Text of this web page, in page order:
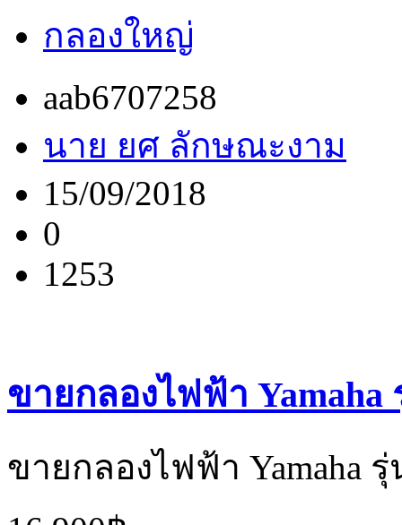
กลองใหญ่
aab6707258
นาย ยศ ลักษณะงาม
15/09/2018
0
1253
ขายกลองไฟฟ้า
ขายกลองไฟฟ้า Yamaha